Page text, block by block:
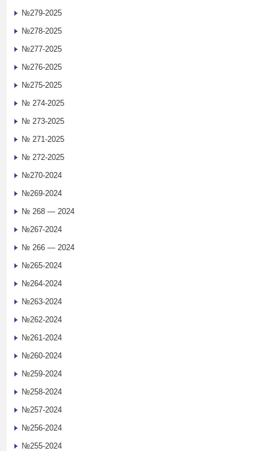
№279-2025
№278-2025
№277-2025
№276-2025
№275-2025
№ 274-2025
№ 273-2025
№ 271-2025
№ 272-2025
№270-2024
№269-2024
№ 268 — 2024
№267-2024
№ 266 — 2024
№265-2024
№264-2024
№263-2024
№262-2024
№261-2024
№260-2024
№259-2024
№258-2024
№257-2024
№256-2024
№255-2024